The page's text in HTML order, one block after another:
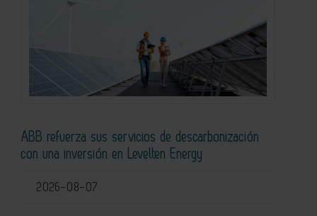
ABB refuerza sus servicios de descarbonización
con una inversión en Levelten Energy
2026-08-07